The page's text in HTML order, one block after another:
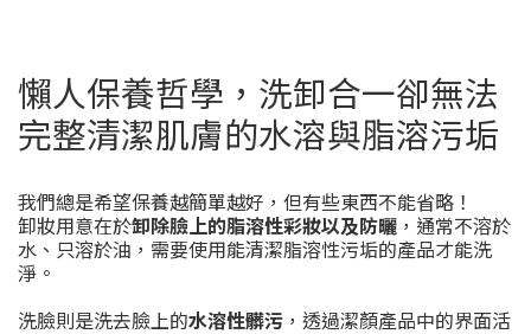
懶人保養哲學，洗卸合一卻無法
完整清潔肌膚的水溶與脂溶污垢
我們總是希望保養越簡單越好，但有些東西不能省略！
卸妝用意在於卸除臉上的脂溶性彩妝以及防曬 ，通常不溶於
水、只溶於油，需要使用能清潔脂溶性污垢的產品才能洗
淨。
洗臉則是洗去臉上的水溶性髒污 ，透過潔顏產品中的界面活